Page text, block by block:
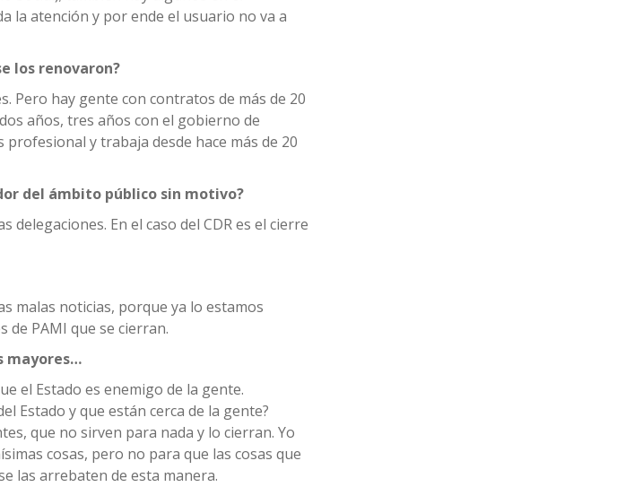
la atención y por ende el usuario no va a
los renovaron?
Pero hay gente con contratos de más de 20
años, tres años con el gobierno de
y trabaja desde hace más de 20
del ámbito público sin motivo?
En el caso del CDR es el cierre
malas noticias, porque ya lo estamos
de PAMI que se cierran.
mayores…
el Estado es enemigo de la gente.
Estado y que están cerca de la gente?
que no sirven para nada y lo cierran. Yo
cosas, pero no para que las cosas que
las arrebaten de esta manera.